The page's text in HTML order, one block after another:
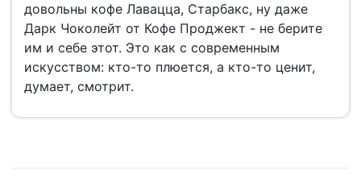
довольны кофе Лавацца, Старбакс, ну даже
Дарк Чоколейт от Кофе Проджект - не берите
им и себе этот. Это как с современным
искусством: кто-то плюется, а кто-то ценит,
думает, смотрит.